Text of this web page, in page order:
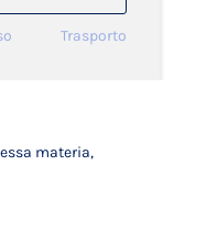
Trasporto
materia,